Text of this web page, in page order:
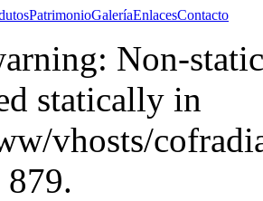
PatrimonioGaleríaEnlacesContacto
Non-
statically in
vhosts/